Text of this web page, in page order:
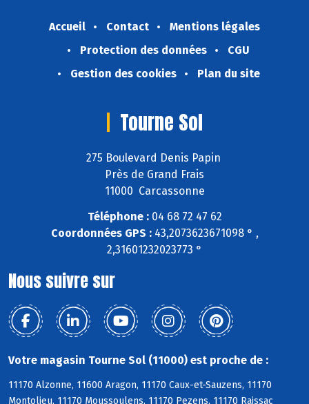
Accueil Contact
Mentions légales
Protection des données
CGU
Gestion des cookies
Plan du site
Tourne Sol
275 Boulevard Denis Papin
Près de Grand Frais
11000 Carcassonne
Téléphone :04 68 72 47 62
Coordonnées GPS :43,2073623671098 ° ,
2,31601232023773 °
Nous suivre sur
Votre magasin Tourne Sol (11000) est proche de :
11170 Alzonne, 11600 Aragon, 11170 Caux-et-Sauzens, 11170
Montolieu, 11170 Moussoulens, 11170 Pezens, 11170 Raissac